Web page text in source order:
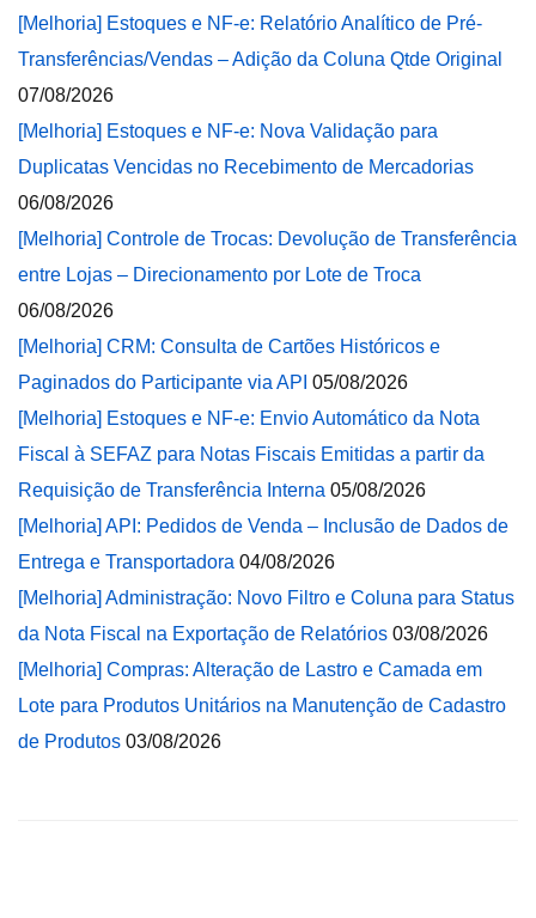
[Melhoria] Estoques e NF-e: Relatório Analítico de Pré-
Transferências/Vendas – Adição da Coluna Qtde Original
07/08/2026
[Melhoria] Estoques e NF-e: Nova Validação para
Duplicatas Vencidas no Recebimento de Mercadorias
06/08/2026
[Melhoria] Controle de Trocas: Devolução de Transferência
entre Lojas – Direcionamento por Lote de Troca
06/08/2026
[Melhoria] CRM: Consulta de Cartões Históricos e
Paginados do Participante via API 05/08/2026
[Melhoria] Estoques e NF-e: Envio Automático da Nota
Fiscal à SEFAZ para Notas Fiscais Emitidas a partir da
Requisição de Transferência Interna 05/08/2026
[Melhoria] API: Pedidos de Venda – Inclusão de Dados de
Entrega e Transportadora 04/08/2026
[Melhoria] Administração: Novo Filtro e Coluna para Status
da Nota Fiscal na Exportação de Relatórios 03/08/2026
[Melhoria] Compras: Alteração de Lastro e Camada em
Lote para Produtos Unitários na Manutenção de Cadastro
de Produtos 03/08/2026